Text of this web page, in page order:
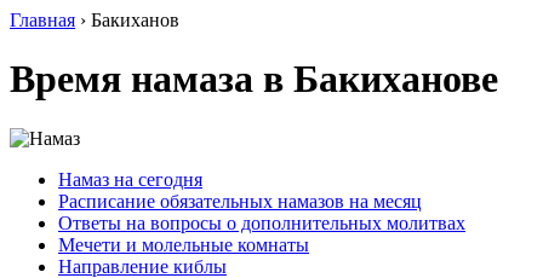
Главная › Бакиханов
Время намаза в Бакиханове
Намаз на сегодня
Расписание обязательных намазов на месяц
Ответы на вопросы о дополнительных молитвах
Мечети и молельные комнаты
Направление киблы